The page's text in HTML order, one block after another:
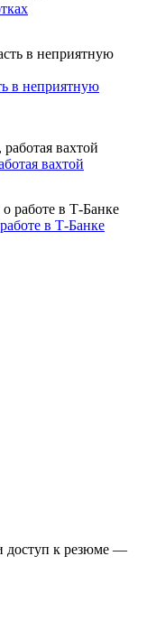
в неприятную
вахтой
в Т-Банке
доступ к резюме —